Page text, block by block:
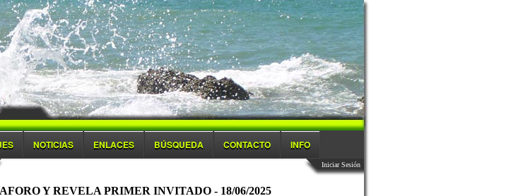
NOTICIAS ENLACES BÚSQUEDA CONTACTO INFO
Iniciar Sesión
Y REVELA PRIMER INVITADO - 18/06/2025